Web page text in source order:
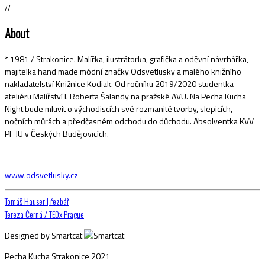
//
About
* 1981 / Strakonice. Malířka, ilustrátorka, grafička a oděvní návrhářka,
majitelka hand made módní značky Odsvetlusky a malého knižního
nakladatelství Knižnice Kodiak. Od ročníku 2019/2020 studentka
ateliéru Malířství I. Roberta Šalandy na pražské AVU. Na Pecha Kucha
Night bude mluvit o východiscích své rozmanité tvorby, slepicích,
nočních můrách a předčasném odchodu do důchodu. Absolventka KVV
PF JU v Českých Budějovicích.
www.odsvetlusky.cz
Navigace
pro
příspěvek
Tomáš Hauser | řezbář
Tereza Černá / TEDx Prague
Designed by Smartcat
Pecha Kucha Strakonice 2021